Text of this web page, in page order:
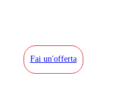
Fai un'offerta